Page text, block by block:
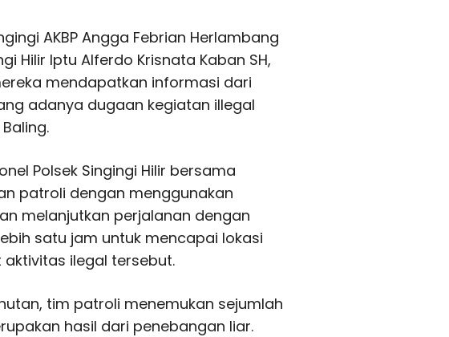
AKBP Angga Febrian Herlambang
Hilir Iptu Alferdo Krisnata Kaban SH,
mendapatkan informasi dari
adanya dugaan kegiatan illegal
Polsek Singingi Hilir bersama
patroli dengan menggunakan
melanjutkan perjalanan dengan
satu jam untuk mencapai lokasi
ilegal tersebut.
tim patroli menemukan sejumlah
hasil dari penebangan liar.